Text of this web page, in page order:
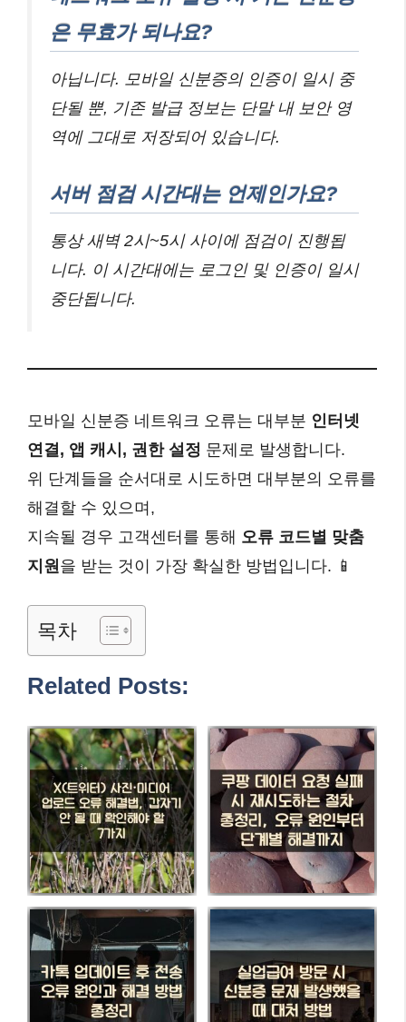
은 무효가 되나요?
아닙니다. 모바일 신분증의 인증이 일시 중
단될 뿐, 기존 발급 정보는 단말 내 보안 영
역에 그대로 저장되어 있습니다.
서버 점검 시간대는 언제인가요?
통상 새벽 2시~5시 사이에 점검이 진행됩
니다. 이 시간대에는 로그인 및 인증이 일시
중단됩니다.
모바일 신분증 네트워크 오류는 대부분 인터넷
연결, 앱 캐시, 권한 설정 문제로 발생합니다.
위 단계들을 순서대로 시도하면 대부분의 오류를
해결할 수 있으며,
지속될 경우 고객센터를 통해 오류 코드별 맞춤
지원을 받는 것이 가장 확실한 방법입니다. 📱
목차
Related Posts: